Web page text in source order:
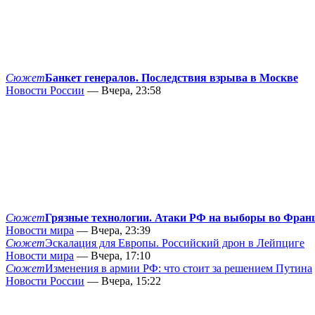
СюжетБанкет генералов. Последствия взрыва в Москве
Новости России — Вчера, 23:58
СюжетГрязные технологии. Атаки РФ на выборы во
Новости мира — Вчера, 23:39
СюжетЭскалация для Европы. Российский дрон в Лейпциге
Новости мира — Вчера, 17:10
СюжетИзменения в армии РФ: что стоит за решением Путина
Новости России — Вчера, 15:22